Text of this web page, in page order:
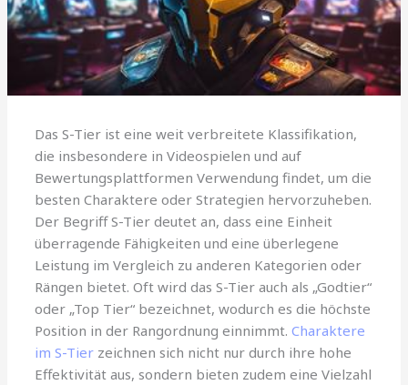
Das S-Tier ist eine weit verbreitete Klassifikation,
die insbesondere in Videospielen und auf
Bewertungsplattformen Verwendung findet, um die
besten Charaktere oder Strategien hervorzuheben.
Der Begriff S-Tier deutet an, dass eine Einheit
überragende Fähigkeiten und eine überlegene
Leistung im Vergleich zu anderen Kategorien oder
Rängen bietet. Oft wird das S-Tier auch als „Godtier“
oder „Top Tier“ bezeichnet, wodurch es die höchste
Position in der Rangordnung einnimmt.Charaktere
im S-Tier zeichnen sich nicht nur durch ihre hohe
Effektivität aus, sondern bieten zudem eine Vielzahl